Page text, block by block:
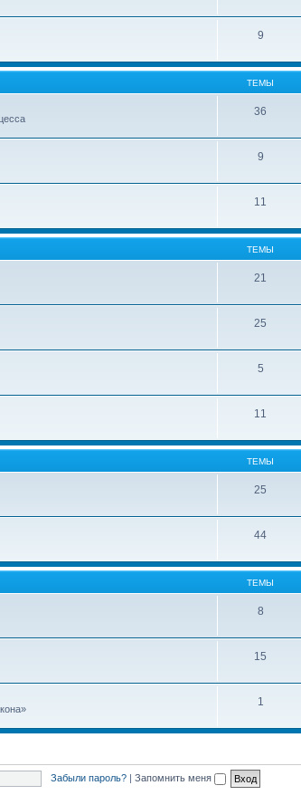
9
ТЕМЫ
36
9
11
ТЕМЫ
21
25
5
11
ТЕМЫ
25
44
ТЕМЫ
8
15
1
Забыли пароль? | Запомнить меня